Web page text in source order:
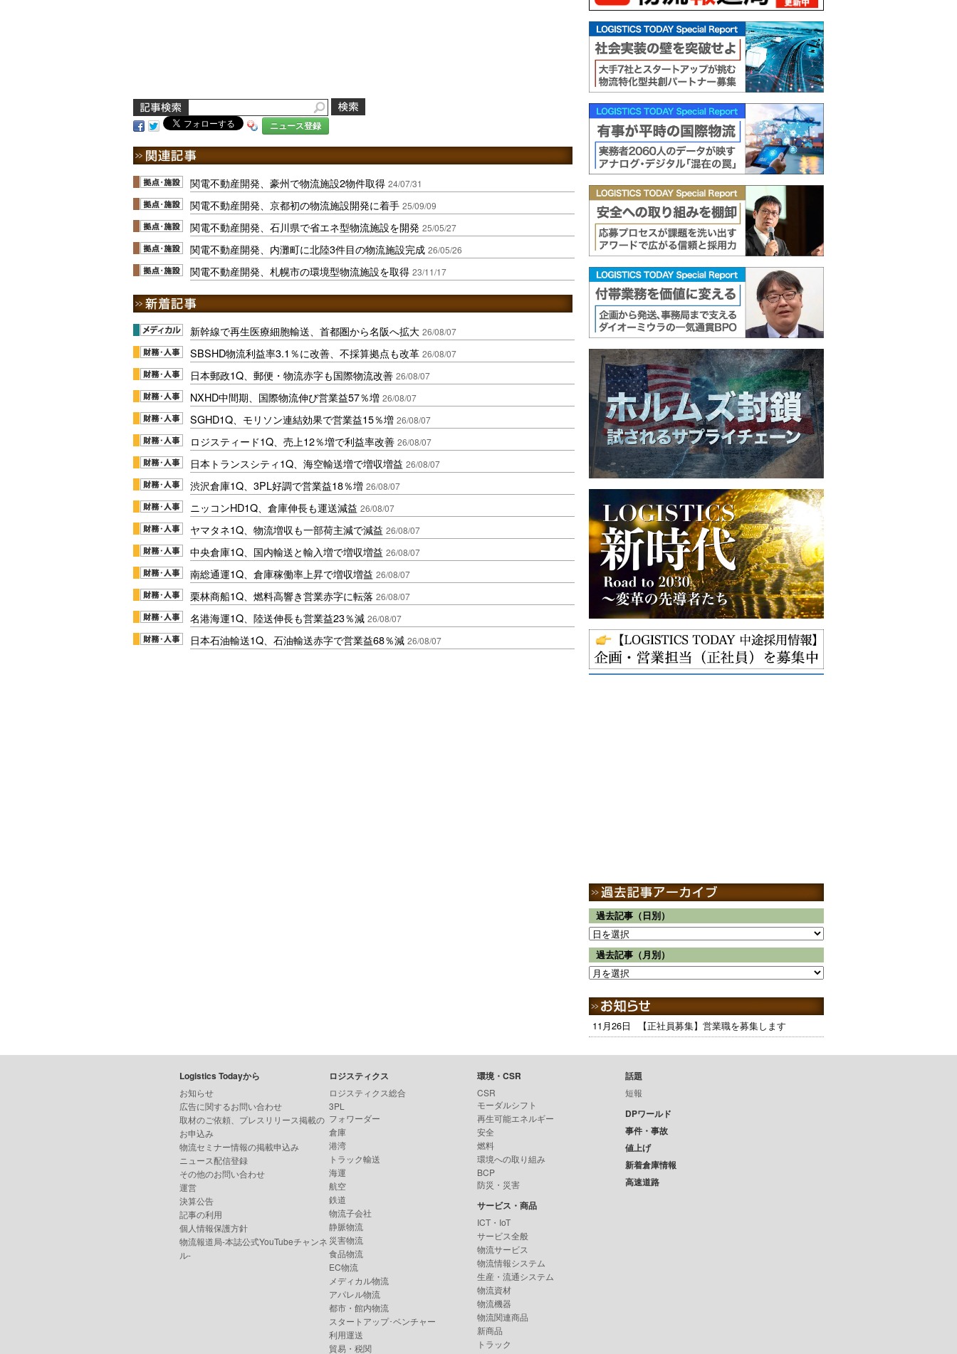
ニュース登録
関電不動産開発、豪州で物流施設2物件取得 24/07/31
関電不動産開発、京都初の物流施設開発に着手 25/09/09
関電不動産開発、石川県で省エネ型物流施設を開発 25/05/27
関電不動産開発、内灘町に北陸3件目の物流施設完成 26/05/26
関電不動産開発、札幌市の環境型物流施設を取得 23/11/17
新幹線で再生医療細胞輸送、首都圏から名阪へ拡大 26/08/07
SBSHD物流利益率3.1％に改善、不採算拠点も改革 26/08/07
日本郵政1Q、郵便・物流赤字も国際物流改善 26/08/07
NXHD中間期、国際物流伸び営業益57％増 26/08/07
SGHD1Q、モリソン連結効果で営業益15％増 26/08/07
ロジスティード1Q、売上12％増で利益率改善 26/08/07
日本トランスシティ1Q、海空輸送増で増収増益 26/08/07
渋沢倉庫1Q、3PL好調で営業益18％増 26/08/07
ニッコンHD1Q、倉庫伸長も運送減益 26/08/07
ヤマタネ1Q、物流増収も一部荷主減で減益 26/08/07
中央倉庫1Q、国内輸送と輸入増で増収増益 26/08/07
南総通運1Q、倉庫稼働率上昇で増収増益 26/08/07
栗林商船1Q、燃料高響き営業赤字に転落 26/08/07
名港海運1Q、陸送伸長も営業益23％減 26/08/07
日本石油輸送1Q、石油輸送赤字で営業益68％減 26/08/07
過去記事（日別）
過去記事（月別）
11月26日 【正社員募集】営業職を募集します
Logistics Todayから
お知らせ
広告に関するお問い合わせ
取材のご依頼、プレスリリース掲載の
お申込み
物流セミナー情報の掲載申込み
ニュース配信登録
その他のお問い合わせ
運営
決算公告
記事の利用
個人情報保護方針
物流報道局-本誌公式YouTubeチャンネ
ル-
ロジスティクス
ロジスティクス総合
3PL
フォワーダー
倉庫
港湾
トラック輸送
海運
航空
鉄道
物流子会社
静脈物流
災害物流
食品物流
EC物流
メディカル物流
アパレル物流
都市・館内物流
スタートアップ･ベンチャー
利用運送
貿易・税関
環境・CSR
CSR
モーダルシフト
再生可能エネルギー
安全
燃料
環境への取り組み
BCP
防災・災害
サービス・商品
ICT・IoT
サービス全般
物流サービス
物流情報システム
生産・流通システム
物流資材
物流機器
物流関連商品
新商品
トラック
話題
短報
DPワールド
事件・事故
値上げ
新着倉庫情報
高速道路